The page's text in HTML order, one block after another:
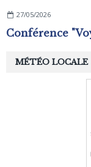
27/05/2026
MÉTÉO LOCALE